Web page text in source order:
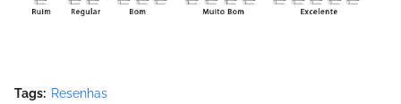
Tags: Resenhas